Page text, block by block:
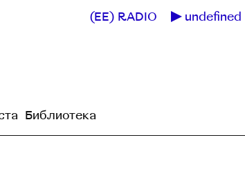
(EE) RADIO
Библиотека